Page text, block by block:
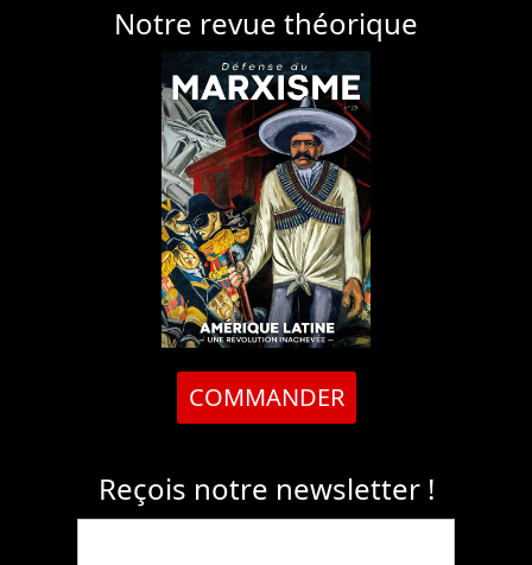
Notre revue théorique
COMMANDER
Reçois notre newsletter !